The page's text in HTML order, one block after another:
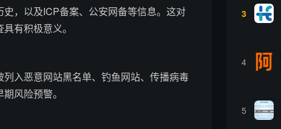
，以及ICP备案、公安网备等信息。这对
有积极意义。
入恶意网站黑名单、钓鱼网站、传播病毒
风险预警。
3
4
5